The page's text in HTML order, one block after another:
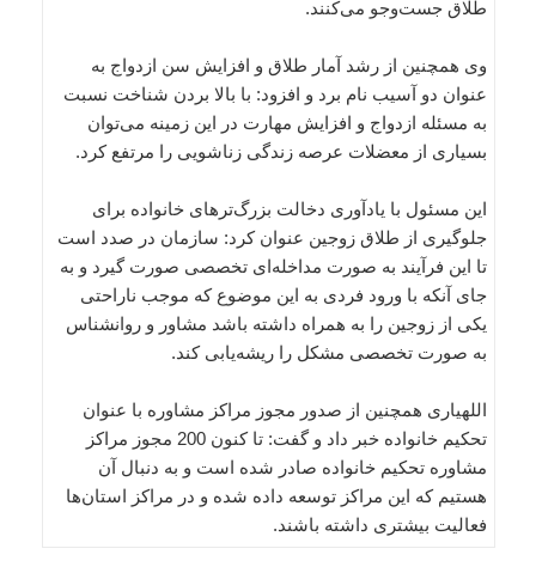
طلاق جست‌وجو می‌کنند.
وی همچنین از رشد آمار طلاق و افزایش سن ازدواج به
عنوان دو آسیب نام برد و افزود: با بالا بردن شناخت نسبت
به مسئله ازدواج و افزایش مهارت در این زمینه می‌توان
بسیاری از معضلات عرصه زندگی زناشویی را مرتفع کرد.
این مسئول با یادآوری دخالت بزرگ‌ترهای خانواده برای
جلوگیری از طلاق زوجین عنوان کرد: سازمان در صدد است
تا این فرآیند به صورت مداخله‌ای تخصصی صورت گیرد و به
جای آنکه با ورود فردی به این موضوع که موجب ناراحتی
یکی از زوجین را به همراه داشته باشد مشاور و روانشناس
به صورت تخصصی مشکل را ریشه‌یابی کند.
اللهیاری همچنین از صدور مجوز مراکز مشاوره با عنوان
تحکیم خانواده خبر داد و گفت: تا کنون 200 مجوز مراکز
مشاوره تحکیم خانواده صادر شده است و به دنبال آن
هستیم که این مراکز توسعه داده شده و در مراکز استان‌ها
فعالیت بیشتری داشته باشند.